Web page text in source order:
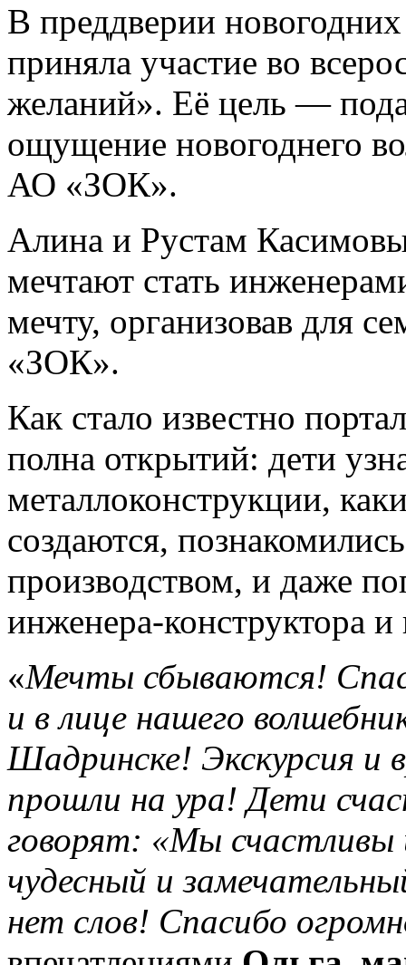
В преддверии
приняла участие во
желаний». Её цель —
ощущение новогоднего
АО «ЗОК».
Алина и Рустам
мечтают стать
мечту, организовав для
«ЗОК».
Как стало известно
полна открытий: дети
металлоконструкции,
создаются,
производством, и даже
инженера-конструктора
«Мечты сбываются!
и в лице нашего
Шадринске! Экскурсия и
прошли на ура! Дети
говорят: «Мы счастливы
чудесный и
нет слов! Спасибо